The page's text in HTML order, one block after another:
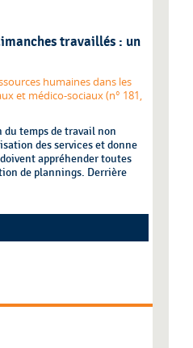
travaillés : un
humaines dans les
et médico-sociaux (n° 181,
temps de travail non
des services et donne
appréhender toutes
de plannings. Derrière